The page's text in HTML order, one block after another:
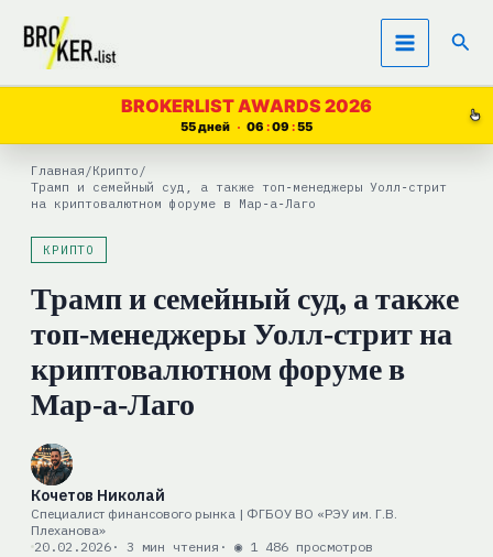
Перейти
содержимому
BROKERLIST AWARDS 2026
55 дней 06 09 54
Главная /Крипто /
Трамп и семейный суд, а также топ‑менеджеры Уолл‑стрит
на криптовалютном форуме в Мар‑а‑Лаго
КРИПТО
Трамп и семейный суд, а также
топ‑менеджеры Уолл‑стрит на
криптовалютном форуме в
Мар‑а‑Лаго
Кочетов Николай
Специалист финансового рынка | ФГБОУ ВО «РЭУ им. Г.В.
Плеханова»
20.02.2026· 3 мин чтения · ◉ 1 486 просмотров